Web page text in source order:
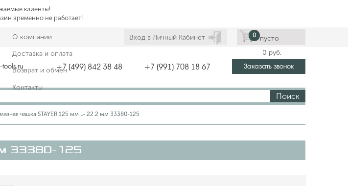
клиенты!
временно не работает!
О компании
Доставка и оплата
Возврат и обмен
Контакты
Вход в Личный Кабинет пусто
0
0 руб.
+7 (499) 842 38 48 +7 (991) 708 18 67 Заказать звонок
Поиск
чашка STAYER 125 мм L- 22.2 мм 33380-125
33380-125